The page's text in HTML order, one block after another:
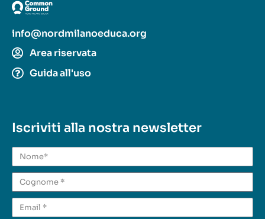
info@nordmilanoeduca.org
Area riservata
Guida all'uso
Iscriviti alla nostra newsletter